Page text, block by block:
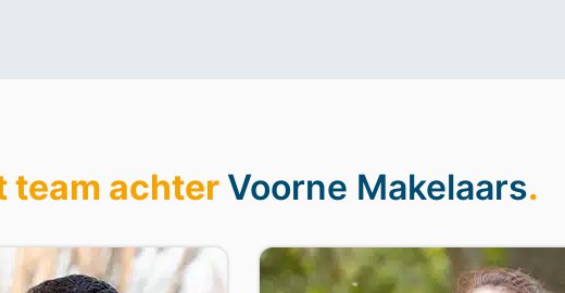
team achter Voorne Makelaars.